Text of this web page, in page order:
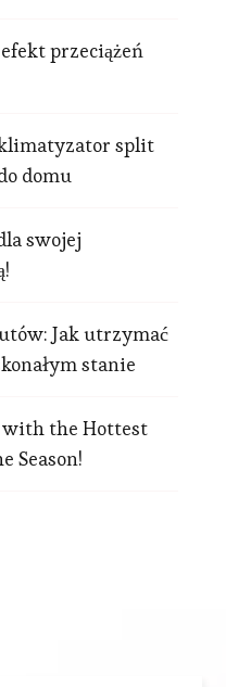
przeciążeń
split
domu
swojej
Jak utrzymać
stanie
the Hottest
Season!